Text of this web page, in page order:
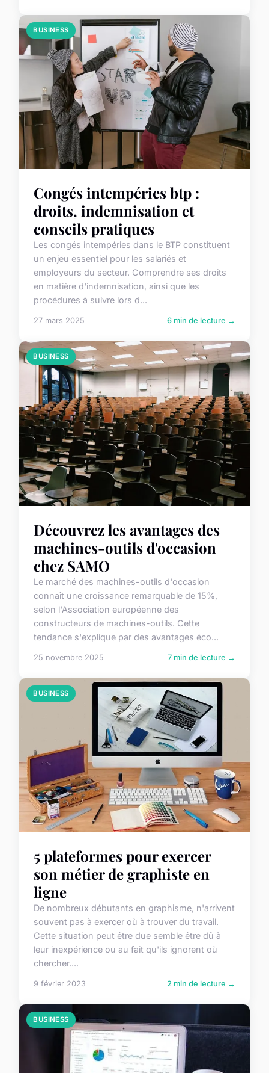
BUSINESS
Congés intempéries btp :
droits, indemnisation et
conseils pratiques
Les congés intempéries dans le BTP constituent
un enjeu essentiel pour les salariés et
employeurs du secteur. Comprendre ses droits
en matière d'indemnisation, ainsi que les
procédures à suivre lors d...
27 mars 2025 6 min de lecture →
BUSINESS
Découvrez les avantages des
machines-outils d'occasion
chez SAMO
Le marché des machines-outils d'occasion
connaît une croissance remarquable de 15%,
selon l'Association européenne des
constructeurs de machines-outils. Cette
tendance s'explique par des avantages éco...
25 novembre 2025 7 min de lecture →
BUSINESS
5 plateformes pour exercer
son métier de graphiste en
ligne
De nombreux débutants en graphisme, n'arrivent
souvent pas à exercer où à trouver du travail.
Cette situation peut être due semble être dû à
leur inexpérience ou au fait qu'ils ignorent où
chercher....
9 février 2023 2 min de lecture →
BUSINESS